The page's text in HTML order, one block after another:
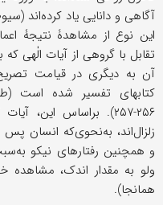
آگاهی و دانایی یاد کرده‌اند (سیوطی،
این نوع از مشاهدۀ نتیجۀ
تقابل با گروهی از آیات الٰهی که
آن به دیگری در قیامت
۲۵۶-۲۵۷). بر‌اساس ‌این،
زلزال‌اند، به‌نحوی‌که انسان پس
و همچنین رفتارهای نیکو
ولو به مقدار اندک، مشاهده
همانجا).